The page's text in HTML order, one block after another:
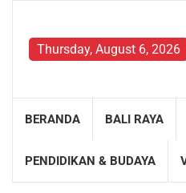
contentThursday, August 6, 2026
BERANDA BALI RAYA
PENDIDIKAN & BUDAYA